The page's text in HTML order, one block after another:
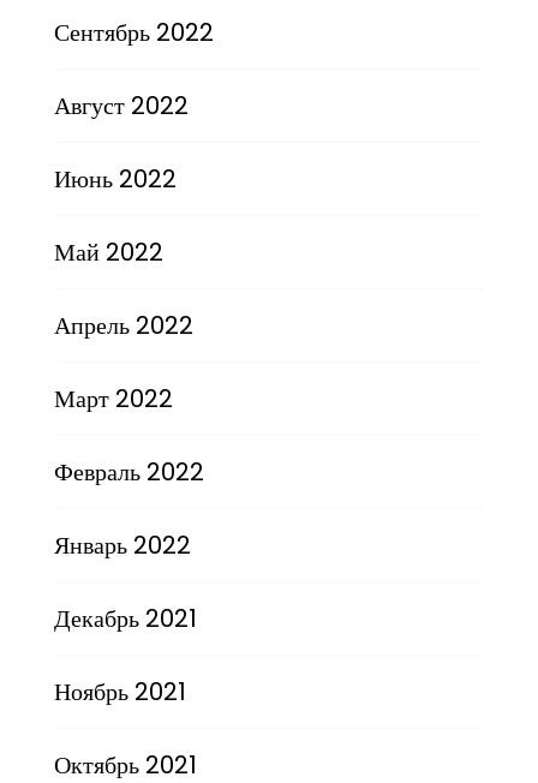
Сентябрь 2022
Август 2022
Июнь 2022
Май 2022
Апрель 2022
Март 2022
Февраль 2022
Январь 2022
Декабрь 2021
Ноябрь 2021
Октябрь 2021